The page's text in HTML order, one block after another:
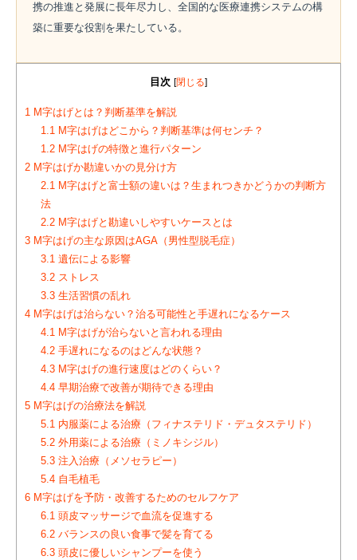
携の推進と発展に長年尽力し、全国的な医療連携システムの構
築に重要な役割を果たしている。
目次 [閉じる]
1 M字はげとは？判断基準を解説
1.1M字はげはどこから？判断基準は何センチ？
1.2M字はげの特徴と進行パターン
2 M字はげか勘違いかの見分け方
2.1M字はげと富士額の違いは？生まれつきかどうかの判断方
法
2.2M字はげと勘違いしやすいケースとは
3 M字はげの主な原因はAGA（男性型脱毛症）
3.1遺伝による影響
3.2ストレス
3.3生活習慣の乱れ
4 M字はげは治らない？治る可能性と手遅れになるケース
4.1M字はげが治らないと言われる理由
4.2手遅れになるのはどんな状態？
4.3M字はげの進行速度はどのくらい？
4.4早期治療で改善が期待できる理由
5 M字はげの治療法を解説
5.1内服薬による治療（フィナステリド・デュタステリド）
5.2外用薬による治療（ミノキシジル）
5.3注入治療（メソセラピー）
5.4自毛植毛
6 M字はげを予防・改善するためのセルフケア
6.1頭皮マッサージで血流を促進する
6.2バランスの良い食事で髪を育てる
6.3頭皮に優しいシャンプーを使う